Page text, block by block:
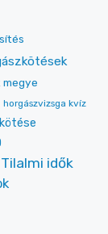
horgászvizsga kvíz
Tilalmi idők